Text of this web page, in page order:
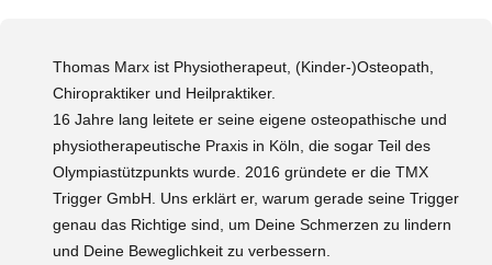
Thomas Marx ist Physiotherapeut, (Kinder-)Osteopath,
Chiropraktiker und Heilpraktiker.
16 Jahre lang leitete er seine eigene osteopathische und
physiotherapeutische Praxis in Köln, die sogar Teil des
Olympiastützpunkts wurde. 2016 gründete er die TMX
Trigger GmbH. Uns erklärt er, warum gerade seine Trigger
genau das Richtige sind, um Deine Schmerzen zu lindern
und Deine Beweglichkeit zu verbessern.